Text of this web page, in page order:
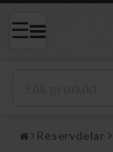
Reservdelar